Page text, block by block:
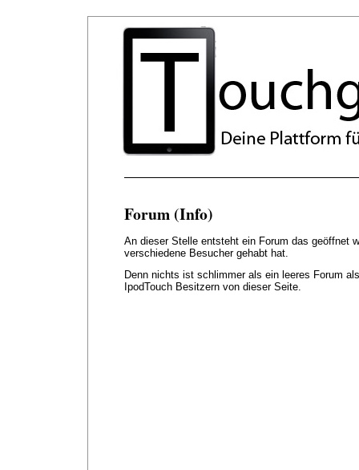
Forum (Info)
An dieser Stelle entsteht ein Forum das geöffnet
verschiedene Besucher gehabt hat.
Denn nichts ist schlimmer als ein leeres Forum
IpodTouch Besitzern von dieser Seite.